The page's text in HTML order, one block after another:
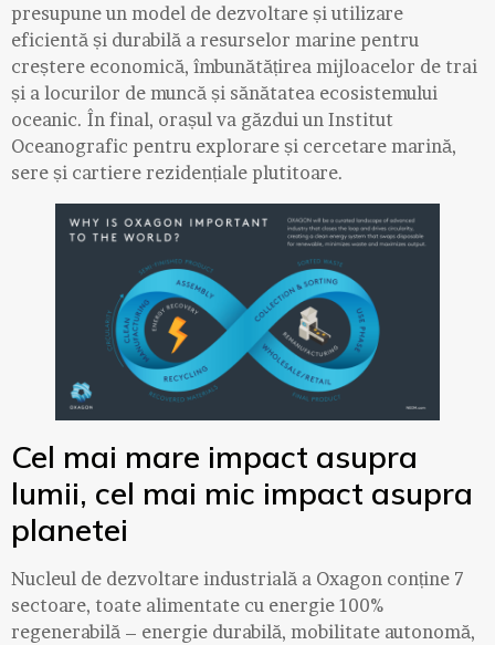
presupune un model de dezvoltare și utilizare
eficientă și durabilă a resurselor marine pentru
creștere economică, îmbunătățirea mijloacelor de trai
și a locurilor de muncă și sănătatea ecosistemului
oceanic. În final, orașul va găzdui un Institut
Oceanografic pentru explorare și cercetare marină,
sere și cartiere rezidențiale plutitoare.
Cel mai mare impact asupra
lumii, cel mai mic impact asupra
planetei
Nucleul de dezvoltare industrială a Oxagon conține 7
sectoare, toate alimentate cu energie 100%
regenerabilă – energie durabilă, mobilitate autonomă,